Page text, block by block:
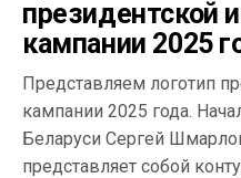
президентской
кампании 2025
Представляем логотип
кампании 2025 года.
Беларуси Сергей
представляет собой